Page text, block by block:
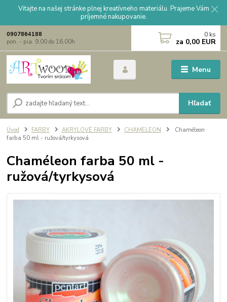
Vitajte na našej stránke plnej kreatívneho materiálu. Prajeme Vám
príjemné nakupovanie.
Menu
Hľadať
0907864188
pon. - pia. 9,00 do 16,00h
0 ks
za 0,00 EUR
Úvod FARBY AKRYLOVÉ FARBY CHAMELEON
Chaméleon
farba 50 ml - ružová/tyrkysová
Chaméleon farba 50 ml -
ružová/tyrkysová